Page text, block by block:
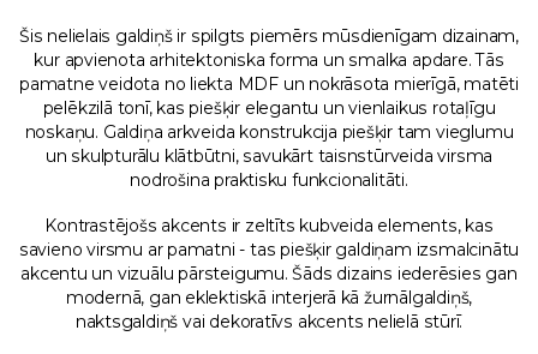
Šis nelielais galdiņš ir spilgts piemērs mūsdienīgam dizainam,
kur apvienota arhitektoniska forma un smalka apdare. Tās
pamatne veidota no liekta MDF un nokrāsota mierīgā, matēti
pelēkzilā tonī, kas piešķir elegantu un vienlaikus rotaļīgu
noskaņu. Galdiņa arkveida konstrukcija piešķir tam vieglumu
un skulpturālu klātbūtni, savukārt taisnstūrveida virsma
nodrošina praktisku funkcionalitāti.
Kontrastējošs akcents ir zeltīts kubveida elements, kas
savieno virsmu ar pamatni - tas piešķir galdiņam izsmalcinātu
akcentu un vizuālu pārsteigumu. Šāds dizains iederēsies gan
modernā, gan eklektiskā interjerā kā žurnālgaldiņš,
naktsgaldiņš vai dekoratīvs akcents nelielā stūrī.